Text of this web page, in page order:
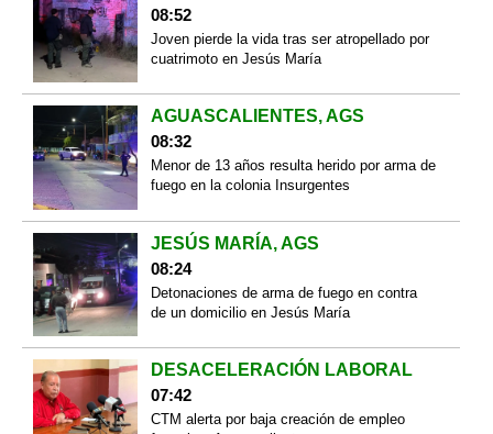
08:52
Joven pierde la vida tras ser atropellado por
cuatrimoto en Jesús María
AGUASCALIENTES, AGS
08:32
Menor de 13 años resulta herido por arma de
fuego en la colonia Insurgentes
JESÚS MARÍA, AGS
08:24
Detonaciones de arma de fuego en contra
de un domicilio en Jesús María
DESACELERACIÓN LABORAL
07:42
CTM alerta por baja creación de empleo